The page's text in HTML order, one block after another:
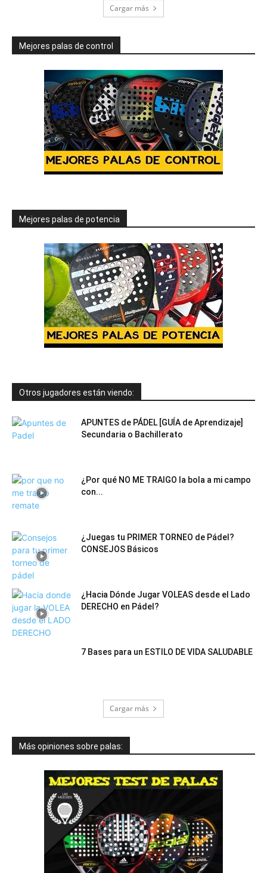
Cargar más
Mejores palas de control
Mejores palas de potencia
Otros jugadores están viendo:
APUNTES de PÁDEL [GUÍA de Aprendizaje]
Secundaria o Bachillerato
¿Por qué NO ME TRAIGO la bola a mi campo
con...
¿Juegas tu PRIMER TORNEO de Pádel?
CONSEJOS Básicos
¿Hacia Dónde Jugar VOLEAS desde el Lado
DERECHO en Pádel?
7 Bases para un ESTILO DE VIDA SALUDABLE
Cargar más
Más opiniones sobre palas: